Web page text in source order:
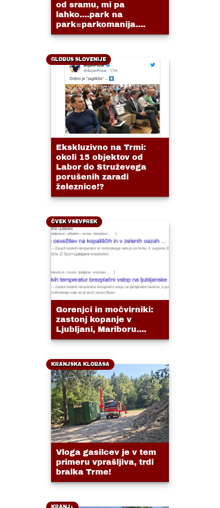
od sramu, mi pa
lahko....park na
park=parkomanija....
GLOBUS SLOVENIJE
Ekskluzivno na Trmi:
okoli 15 objektov od
Labor do Struževega
porušenih zaradi
železnice!?
ČVEK VSEVPREK
Gorenjci in močvirniki:
zastonj kopanje v
Ljubljani, Mariboru....
KRANJSKA KLOBASA
Vloga gasilcev je v tem
primeru vprašljiva, trdi
bralka Trme!